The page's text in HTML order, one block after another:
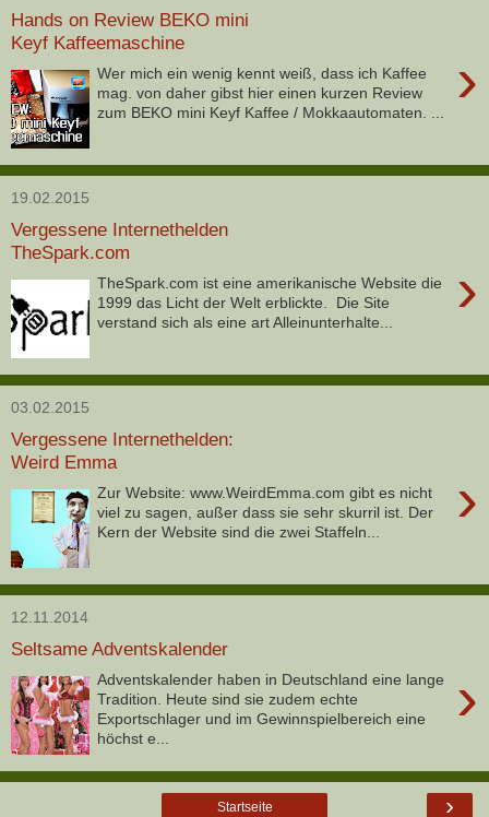
Hands on Review BEKO mini
Keyf Kaffeemaschine
›
Wer mich ein wenig kennt weiß, dass ich Kaffee
mag. von daher gibst hier einen kurzen Review
zum BEKO mini Keyf Kaffee / Mokkaautomaten. ...
19.02.2015
Vergessene Internethelden
TheSpark.com
›
TheSpark.com ist eine amerikanische Website die
1999 das Licht der Welt erblickte. Die Site
verstand sich als eine art Alleinunterhalte...
03.02.2015
Vergessene Internethelden:
Weird Emma
›
Zur Website: www.WeirdEmma.com gibt es nicht
viel zu sagen, außer dass sie sehr skurril ist. Der
Kern der Website sind die zwei Staffeln...
12.11.2014
Seltsame Adventskalender
›
Adventskalender haben in Deutschland eine lange
Tradition. Heute sind sie zudem echte
Exportschlager und im Gewinnspielbereich eine
höchst e...
›
Startseite